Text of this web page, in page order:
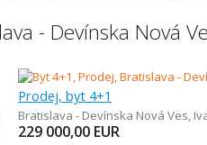
- Devínska Nová
Prodej, byt 4+1
Bratislava - Devínska Nová Ves,
229 000,00 EUR